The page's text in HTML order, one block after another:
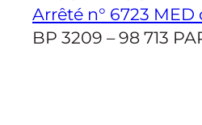
Arrêté n° 6723 MED
BP 3209 – 98 713